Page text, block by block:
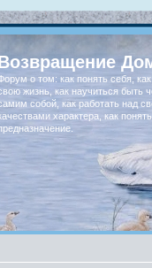
о том: как понять себя,
жизнь, как научиться быть
собой, как работать над
характера, как